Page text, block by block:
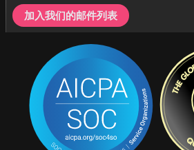
加入我们的邮件列表